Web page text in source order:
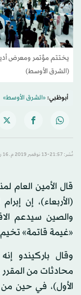
يختتم مؤتمر ومعرض
(الشرق الأوسط)
أبوظبي:«الشرق الأوسط»
نُشر: 21:57-13 نوفمبر 2019 م ـ 16 ربيع الأول 1441 هـ
قال الأمين العام
(الأربعاء)، إن
والصين سيدعم
«غيمة قاتمة»
وقال باركيندو
محادثات من
الأول)، في حين